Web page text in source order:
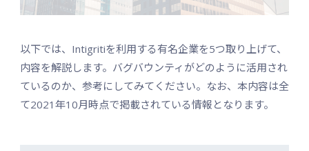
以下では、Intigritiを利用する有名企業を5つ取り上げて、
内容を解説します。バグバウンティがどのように活用され
ているのか、参考にしてみてください。なお、本内容は全
て2021年10月時点で掲載されている情報となります。